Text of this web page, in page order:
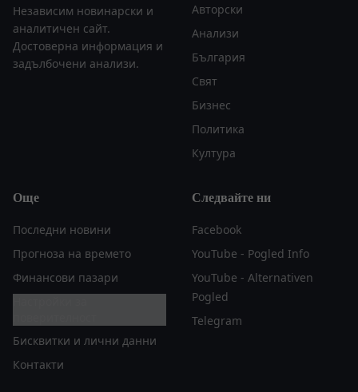
Независим новинарски и
аналитичен сайт.
Достоверна информация и
задълбочени анализи.
Авторски
Анализи
България
Свят
Бизнес
Политика
Култура
Още
Последни новини
Прогноза на времето
Финансови пазари
Бисквитки и лични данни
Контакти
Следвайте ни
Facebook
YouTube - Pogled Info
YouTube - Alternativen
Pogled
Telegram